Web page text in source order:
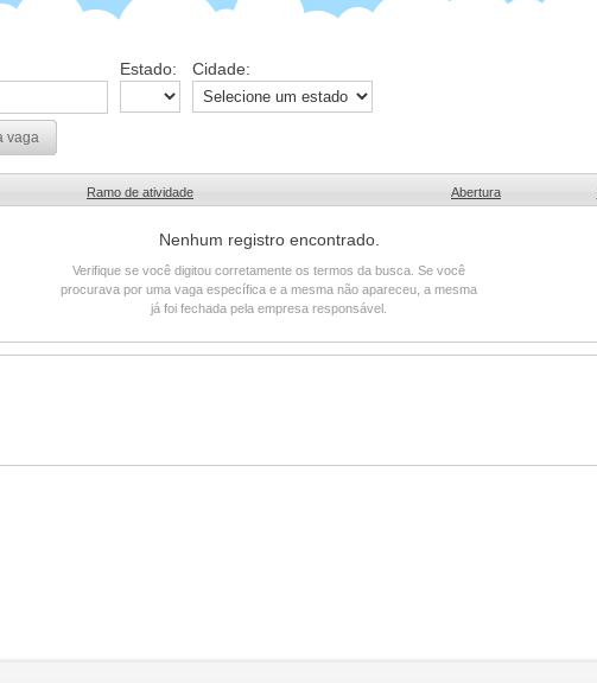
Estado: Cidade:
vaga
Ramo de atividade Abertura
Nenhum registro encontrado.
Verifique se você digitou corretamente os termos da busca. Se você
procurava por uma vaga específica e a mesma não apareceu, a mesma
já foi fechada pela empresa responsável.